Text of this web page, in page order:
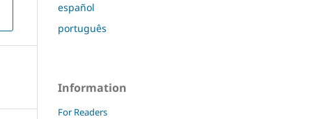
español
português
Information
For Readers